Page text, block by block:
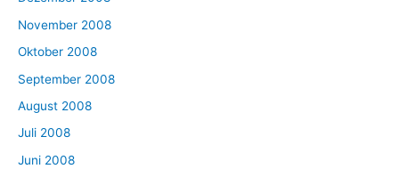
November 2008
Oktober 2008
September 2008
August 2008
Juli 2008
Juni 2008